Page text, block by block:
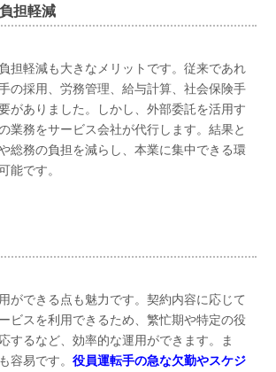
担軽減
担軽減も大きなメリットです。従来であれ
の採用、労務管理、給与計算、社会保険手
がありました。しかし、外部委託を活用す
業務をサービス会社が代行します。結果と
総務の負担を減らし、本業に集中できる環
能です。
ができる点も魅力です。契約内容に応じて
ビスを利用できるため、繁忙期や特定の役
するなど、効率的な運用ができます。ま
容易です。 役員運転手の急な欠勤やスケジ